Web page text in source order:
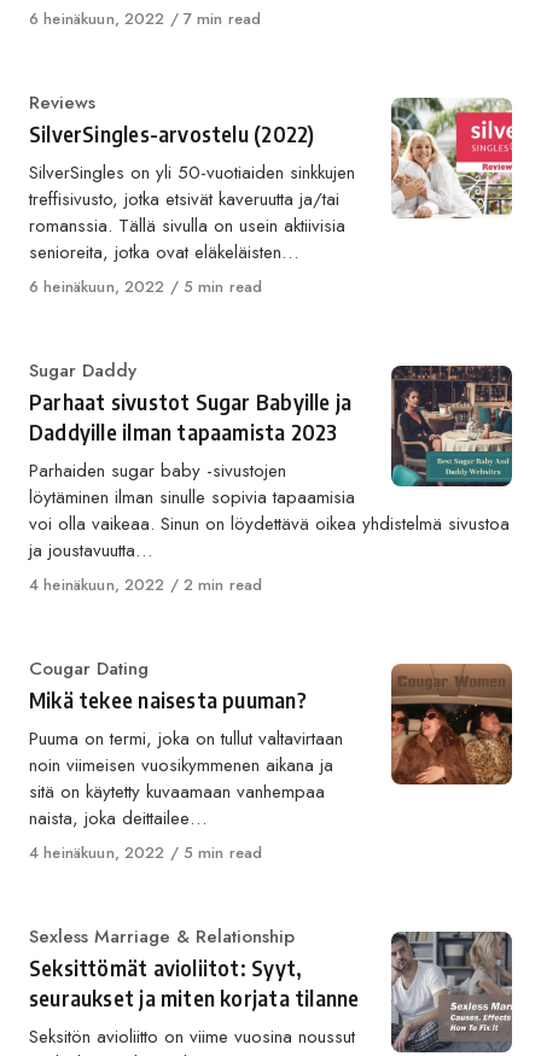
Published
6 heinäkuun, 2022 7 min read
Category
Reviews
SilverSingles-arvostelu (2022)
SilverSingles on yli 50-vuotiaiden sinkkujen
treffisivusto, jotka etsivät kaveruutta ja/tai
romanssia. Tällä sivulla on usein aktiivisia
senioreita, jotka ovat eläkeläisten…
Published
6 heinäkuun, 2022 5 min read
Category
Sugar Daddy
Parhaat sivustot Sugar Babyille ja
Daddyille ilman tapaamista 2023
Parhaiden sugar baby -sivustojen
löytäminen ilman sinulle sopivia tapaamisia
voi olla vaikeaa. Sinun on löydettävä oikea yhdistelmä sivustoa
ja joustavuutta…
Published
4 heinäkuun, 2022 2 min read
Category
Cougar Dating
Mikä tekee naisesta puuman?
Puuma on termi, joka on tullut valtavirtaan
noin viimeisen vuosikymmenen aikana ja
sitä on käytetty kuvaamaan vanhempaa
naista, joka deittailee…
Published
4 heinäkuun, 2022 5 min read
Category
Sexless Marriage & Relationship
Seksittömät avioliitot: Syyt,
seuraukset ja miten korjata tilanne
Seksitön avioliitto on viime vuosina noussut